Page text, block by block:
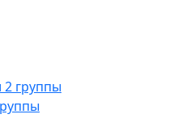
группы